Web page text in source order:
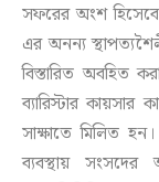
সফরের অংশ হিসেবে
এর অনন্য
বিস্তারিত অবহিত
ব্যারিস্টার
সাক্ষাতে মিলিত
ব্যবস্থায় সংসদের